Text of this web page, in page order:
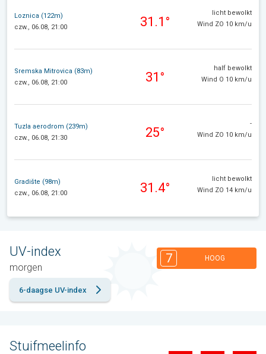
Loznica (122m)
czw., 06.08, 21:00
31.1°
licht bewolkt
Wind ZO 10 km/u
Sremska Mitrovica (83m)
czw., 06.08, 21:00
31°
half bewolkt
Wind O 10 km/u
Tuzla aerodrom (239m)
czw., 06.08, 21:30
25°
-
Wind ZO 10 km/u
Gradište (98m)
czw., 06.08, 21:00
31.4°
licht bewolkt
Wind ZO 14 km/u
UV-index
morgen
7 HOOG
6-daagse UV-index
Stuifmeelinfo